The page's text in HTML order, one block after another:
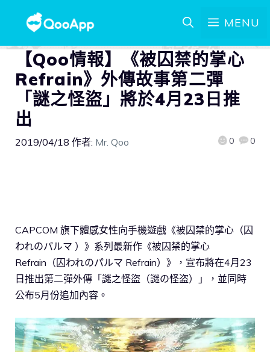
MENU
【Qoo情報】《被囚禁的掌心
Refrain》外傳故事第二彈
「謎之怪盜」將於4月23日推
出
2019/04/18 作者: Mr. Qoo 0 0
CAPCOM 旗下體感女性向手機遊戲《被囚禁的掌心（囚
われのパルマ ）》系列最新作《被囚禁的掌心
Refrain（囚われのパルマ Refrain）》，宣布將在4月23
日推出第二彈外傳「謎之怪盜（謎の怪盗）」，並同時
公布5月份追加內容。